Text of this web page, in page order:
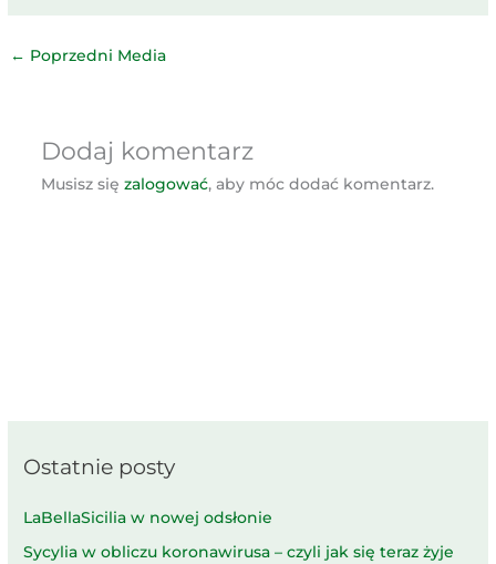
← Poprzedni Media
Dodaj komentarz
Musisz się zalogować, aby móc dodać komentarz.
Ostatnie posty
LaBellaSicilia w nowej odsłonie
Sycylia w obliczu koronawirusa – czyli jak się teraz żyje